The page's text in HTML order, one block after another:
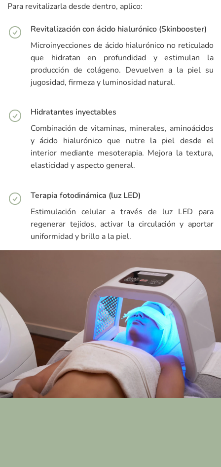
Para revitalizarla desde dentro, aplico:
Revitalización con ácido hialurónico (Skinbooster)
Microinyecciones de ácido hialurónico no reticulado
que hidratan en profundidad y estimulan la
producción de colágeno. Devuelven a la piel su
jugosidad, firmeza y luminosidad natural.
Hidratantes inyectables
Combinación de vitaminas, minerales, aminoácidos
y ácido hialurónico que nutre la piel desde el
interior mediante mesoterapia. Mejora la textura,
elasticidad y aspecto general.
Terapia fotodinámica (luz LED)
Estimulación celular a través de luz LED para
regenerar tejidos, activar la circulación y aportar
uniformidad y brillo a la piel.